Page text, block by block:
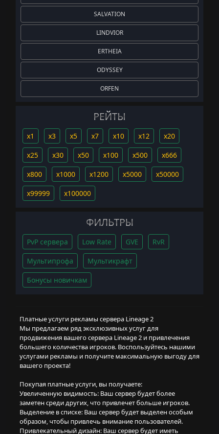
SALVATION
LINDVIOR
ERTHEIA
ODYSSEY
ORFEN
РЕЙТЫ
x1 x3 x5 x7 x10 x12 x20
x25 x30 x50 x100 x500 x666
x800 x1000 x1200 x5000 x50000
x99999 x100000
ФИЛЬТРЫ
PvP сервера Low Rate GVE RvR
Мультипрофа Мультикрафт
Бонусы новичкам
Платные услуги рекламы сервера Lineage 2
Мы предлагаем ряд эксклюзивных услуг для
продвижения вашего сервера Lineage 2 и привлечения
большего количества игроков. Воспользуйтесь нашими
услугами рекламы и получите максимальную выгоду для
вашего проекта!
Покупая платные услуги, вы получаете:
Увеличенную видимость: Ваш сервер будет более
заметен среди других, что привлечет больше игроков.
Выделение в списке: Ваш сервер будет выделен особым
образом, чтобы привлечь внимание пользователей.
Привлекательный дизайн: Ваш сервер будет иметь